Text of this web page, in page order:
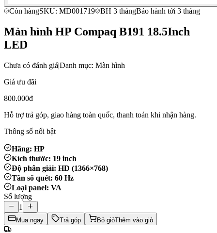
Còn hàngSKU: MD001719 BH 3 thángBảo hành tới 3 tháng
Màn hình HP Compaq B191 18.5Inch
LED
Chưa có đánh giá|Danh mục: Màn hình
Giá ưu đãi
800.000đ
Hỗ trợ trả góp, giao hàng toàn quốc, thanh toán khi nhận hàng.
Thông số nổi bật
Hãng: HP
Kích thước: 19 inch
Độ phân giải: HD (1366×768)
Tần số quét: 60 Hz
Loại panel: VA
Số lượng
1
Mua ngay Trả góp Bỏ giỏThêm vào giỏ